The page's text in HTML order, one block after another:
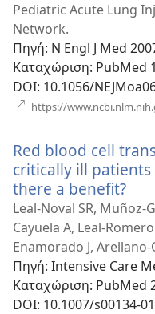
Pediatric Acute Lung
Network.
Πηγή‎: N Engl J Med
Καταχώριση‎: PubMed
DOI‎: 10.1056/
https://
Red blood cell
critically ill
there a benefit?
νέο
Leal-Noval SR, Muñoz-
Cayuela A, Leal-
Enamorado J, Arellano-
Πηγή‎: Intensive Care
Καταχώριση‎: PubMed
DOI‎: 10.1007/s00134-